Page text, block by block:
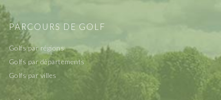
PARCOURS DE GOLF
Golfs par régions
Golfs par départements
Golfs par villes